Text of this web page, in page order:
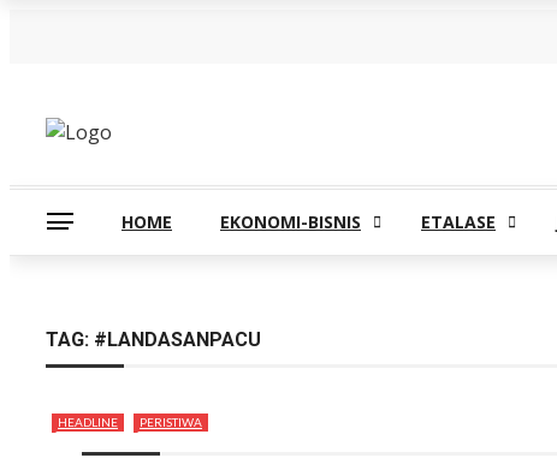
HOME EKONOMI-BISNIS ETALASE
TAG: #LANDASANPACU
HEADLINE PERISTIWA